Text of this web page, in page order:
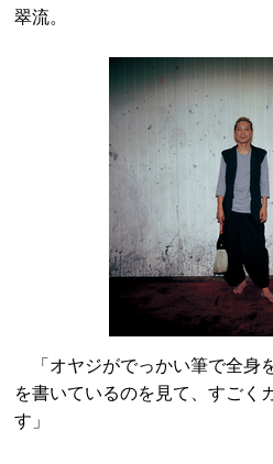
翠流。
「オヤジがでっかい筆で全身
を書いているのを見て、すごく
す」